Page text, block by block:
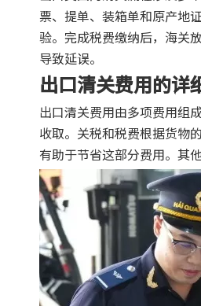
票、提单、装箱单和原产地
验。完成税费缴纳后，海关
导致延误。
出口清关费用的详
出口清关费用由多项费用组
收取。关税和税费根据货物
有助于节省这部分费用。其